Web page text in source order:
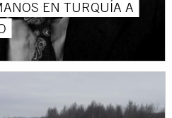
EN TURQUÍA A